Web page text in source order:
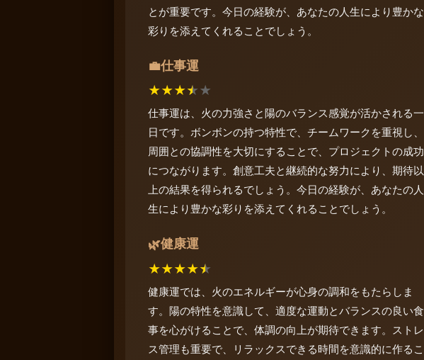
とが重要です。今日の経験が、あなたの人生により豊かな
彩りを添えてくれることでしょう。
💼仕事運
★★★★★
仕事運は、火の力強さと陽のバランス感覚が活かされる一
日です。ボンボンの持つ特性で、チームワークを重視し、
周囲との協調性を大切にすることで、プロジェクトの成功
につながります。創意工夫と継続的な努力により、期待以
上の結果を得られるでしょう。今日の経験が、あなたの人
生により豊かな彩りを添えてくれることでしょう。
🌿健康運
★★★★★
健康運では、火のエネルギーが心身の調和をもたらしま
す。陽の特性を意識して、適度な運動とバランスの良い食
事を心がけることで、体調の向上が期待できます。ストレ
ス管理も重要で、リラックスできる時間を意識的に作るこ